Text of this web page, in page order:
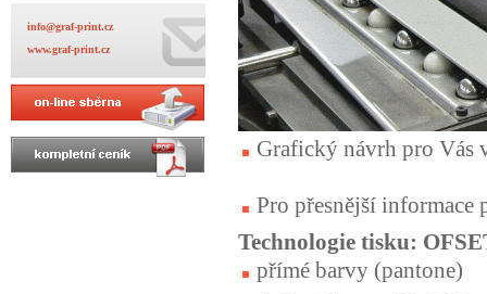
Grafický návrh pro Vás
Pro přesnější
Technologie tisku:
přímé barvy (pantone)
info@graf-print.cz
www.graf-print.cz